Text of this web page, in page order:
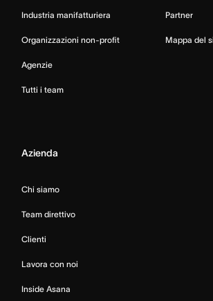
Industria manifatturiera
Organizzazioni non-profit
Agenzie
Tutti i team
Partner
Mappa del
Azienda
Chi siamo
Team direttivo
Clienti
Lavora con noi
Inside Asana